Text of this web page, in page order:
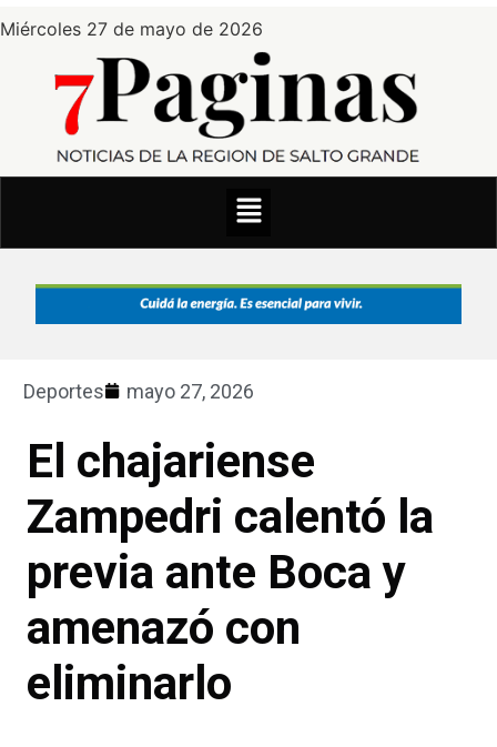
Miércoles 27 de mayo de 2026
Deportes mayo 27, 2026
El chajariense
Zampedri calentó la
previa ante Boca y
amenazó con
eliminarlo